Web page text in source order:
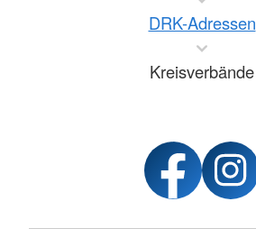
DRK-Adressen
Kreisverbände